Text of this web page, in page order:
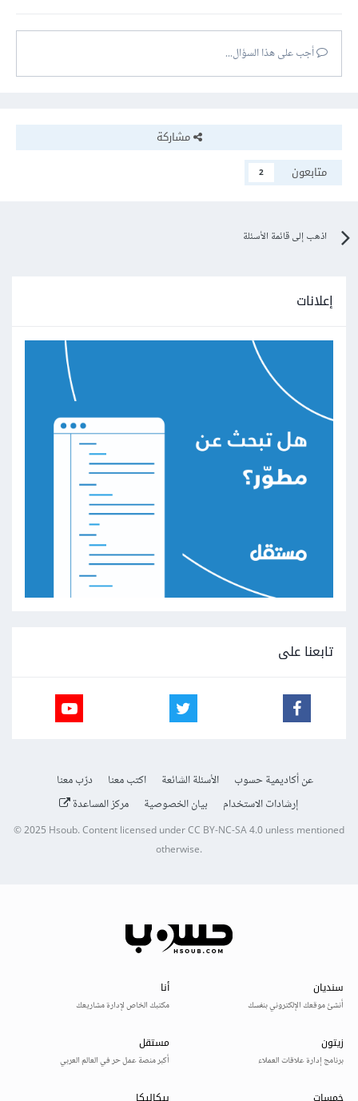
أجب على هذا السؤال...
مشاركة
متابعون
2
اذهب إلى قائمة الأسئلة
إعلانات
تابعنا على
عن أكاديمية حسوب الأسئلة الشائعة اكتب معنا
درّب معنا
إرشادات الاستخدام
بيان الخصوصية مركز المساعدة
© 2025Hsoub.Content licensed underCC BY-NC-SA 4.0unless mentioned
otherwise.